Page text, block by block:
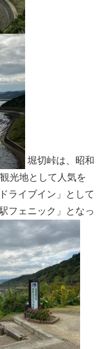
堀切峠は、昭和
光地として人気を
ライブイン」として
フェニック」となっ